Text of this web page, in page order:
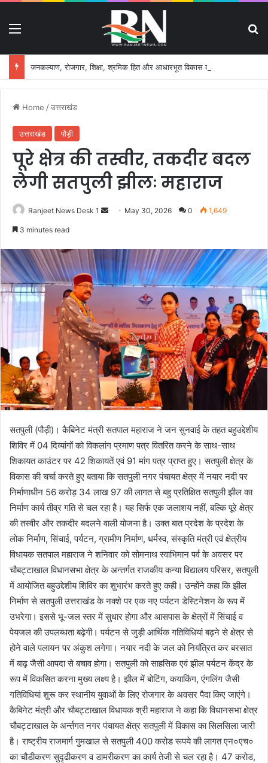
Home /उत्तराखंड
उत्तराखंड पौड़ी
पूरे क्षेत्र की तस्वीर, तकदीर बदल
लेगी सतपुली झीलः महाराज
Ranjeet News Desk 1
n
m
a
i
l
May 30, 2026 0 1,649
3 minutes read
सतपुली (पौड़ी)। कैबिनेट मंत्री सतपाल महाराज ने जन सुनवाई के तहत बहुउद्देशीय
शिविर में 04 दिव्यांगों को विकलांग प्रमाण पत्र वितरित करने के साथ-साथ
शिकायत काउंटर पर 42 शिकायतें एवं 91 मांग पत्र प्राप्त हुए। सतपुली क्षेत्र के
विकास की चर्चा करते हुए बताया कि सतपुली नगर पंचायत क्षेत्र में नयार नदी पर
निर्माणाधीन 56 करोड़ 34 लाख 97 की लागत से बहु प्रतिक्षित सतपुली झील का
निर्माण कार्य तीव्र गति से चल रहा है। यह सिर्फ एक जलाशय नहीं, बल्कि पूरे क्षेत्र
की तस्वीर और तकदीर बदलने वाली योजना है। उक्त बात प्रदेश के प्रदेश के
लोक निर्माण, सिंचाई, पर्यटन, ग्रामीण निर्माण, धर्मस्व, संस्कृति मंत्री एवं क्षेत्रीय
विधायक सतपाल महाराज ने शनिवार को सोमनाथ स्वाभिमान पर्व के अवसर पर
चौबट्टाखाल विधानसभा क्षेत्र के अन्तर्गत राजकीय कन्या विद्यालय परिसर, सतपुली
में आयोजित बहुउद्देशीय शिविर का शुभारंभ करते हुए कही। उन्होंने कहा कि झील
निर्माण से सतपुली उत्तराखंड के नक्शे पर एक नए पर्यटन डेस्टिनेशन के रूप में
उभरेगा। इससे भू-जल स्तर में सुधार होगा और आसपास के क्षेत्रों में सिंचाई व
पेयजल की उपलब्धता बढ़ेगी। पर्यटन से जुड़ी आर्थिक गतिविधियां बढ़ने से क्षेत्र से
होने वाले पलायन पर अंकुश लगेगा। नयार नदी के जल को नियंत्रित कर बरसात
में बाढ़ जैसी आपदा से बचाव होगा। सतपुली को साहसिक एवं झील पर्यटन केंद्र के
रूप में विकसित करना मुख्य लक्ष्य है। झील में बोटिंग, कयाकिंग, एंगलिंग जैसी
गतिविधियां शुरू कर स्थानीय युवाओं के लिए रोजगार के अवसर पैदा किए जाएंगे।
कैबिनेट मंत्री और चौबट्टाखाल विधायक श्री महाराज ने कहा कि विधानसभा क्षेत्र
चौबट्टाखाल के अर्न्तगत नगर पंचायत क्षेत्र सतपुली में विकास का सिलसिला जारी
है। राष्ट्रीय राजमार्ग गुमखाल से सतपुली 400 करोड रूपये की लागत एन०एच०
का चौडीकरण सुदृढीकरण व डामरीकरण का कार्य तेजी से चल रहा है। 47 करोड,